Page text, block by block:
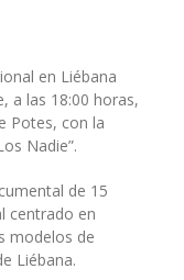
en Liébana
a las 18:00 horas,
Potes, con la
Nadie”.
de 15
centrado en
modelos de
Liébana.